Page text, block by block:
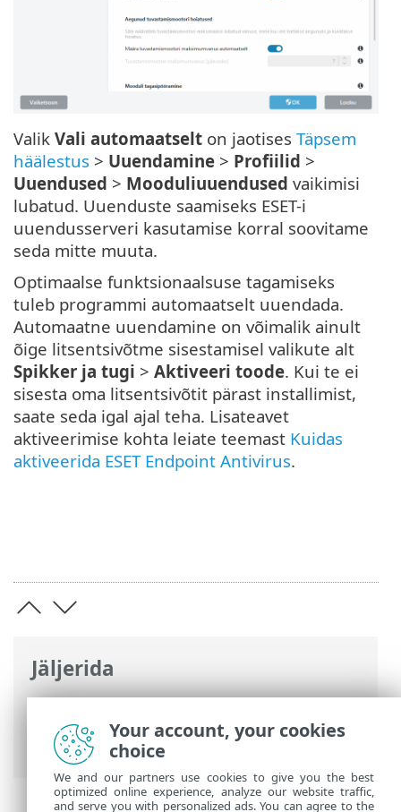
Jäljerida
ESET-i veebispikker>ESET Endpoint
Antivirus
>Alustamine> Uuenduse
häälestus
Valik Vali automaatselt on jaotises Täpsem
häälestus > Uuendamine > Profiilid >
Uuendused > Mooduliuuendused vaikimisi
lubatud. Uuenduste saamiseks ESET-i
uuendusserveri kasutamise korral soovitame
seda mitte muuta.
Optimaalse funktsionaalsuse tagamiseks
tuleb programmi automaatselt uuendada.
Automaatne uuendamine on võimalik ainult
õige litsentsivõtme sisestamisel valikute alt
Spikker ja tugi > Aktiveeri toode. Kui te ei
sisesta oma litsentsivõtit pärast installimist,
saate seda igal ajal teha. Lisateavet
aktiveerimise kohta leiate teemast Kuidas
aktiveerida ESET Endpoint Antivirus.
Your account, your cookies
choice
We and our partners use cookies to give you the best
optimized online experience, analyze our website traffic,
and serve you with personalized ads. You can agree to the